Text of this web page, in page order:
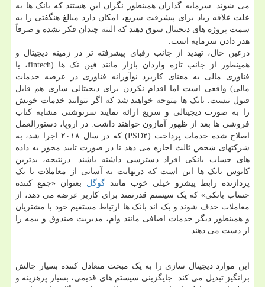
می شوند. سرمایه گذاران همینطور نگران این هستند که بانک ها به
علت علاقه زیاد برای پیشرفت سریع، امکان دارد مبالغ هنگفتی را به
سمت پروژه های دیجیتال سوق دهند که البته چندان فکر نشده و صرفاً
هدر دادن سرمایه است.
درعین حال، تهدید از جانب رقبای پیشرفته تر در زمینه دیجیتال و
همینطور از جانب تازه واردان بازار مانند فین تک ها (fintech، یا
فناوری مالی به معنای کاربرد نوآورانه فناوری در عرضه خدمات
مالی) واقعی است اما اقدام نکردن برای دیجیتالی سازی هم قابل
قبول نیست. بانک ها متوجه خواهند شد که اگر نتوانند خدمات خویش
را به صورت دیجیتالی و سریع ارائه نمایند سرنوشتی مشابه کتاب
فروشی ها بعد از ظهور آمازون خواهند داشت. در اروپا، دستورالعمل
اصلاح شده خدمات پرداخت (PSD۲) که در سال ۲۰۱۸ اجرا شد، به
شرکتهای شخص ثالث اجازه می دهد تا در صورت تایید مجوز به داده
های حساب بانکی افراد دسترسی داشته باشند. درنتیجه، بدترین
کابوس بانک ها این است که درنهایت به آسانی از معاملات با یک
پردازنده رابط پیشرو خیلی خوب مانند گوگل بعنوان «جمع کننده
حساب بانکی» که یک سیستم قدرتمند برای کاربر عرضه می دهد، از
معاملات حذف شوند و بک اند بانک ها ارتباط مستقیم خود با مشتریان
و همینطور دیگر خدمات اضافی مانند وام، مدیریت صندوق و بیمه را
از دست می دهند.
این موارد دیجیتال سازی را به یک مبحث متعادل کننده بسیار چالش
برانگیز تبدیل می کند. جایگزینی سیستم های قدیمی، بسیار پرهزینه و